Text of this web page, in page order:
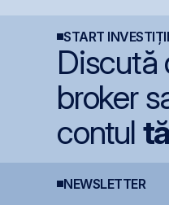
START INVESTIȚII
Discută
broker
contul
NEWSLETTER